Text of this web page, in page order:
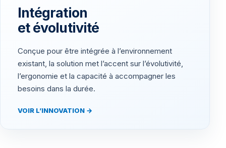
Intégration
et évolutivité
Conçue pour être intégrée à l’environnement
existant, la solution met l’accent sur l’évolutivité,
l’ergonomie et la capacité à accompagner les
besoins dans la durée.
VOIR L’INNOVATION →